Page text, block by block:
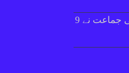
کراچی میں ایک اور مذہبی جماعت نے 9